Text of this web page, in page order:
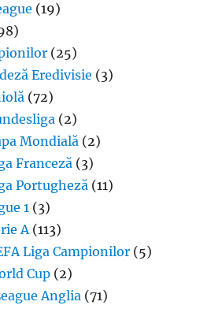
(19)
(25)
Eredivisie (3)
(72)
(2)
Mondială (2)
Franceză (3)
Portugheză (11)
1 (3)
A(113)
Liga Campionilor (5)
Cup (2)
Anglia (71)